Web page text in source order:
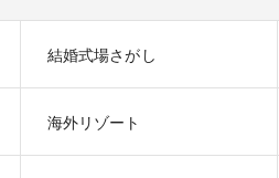
結婚式場さがし
海外リゾート